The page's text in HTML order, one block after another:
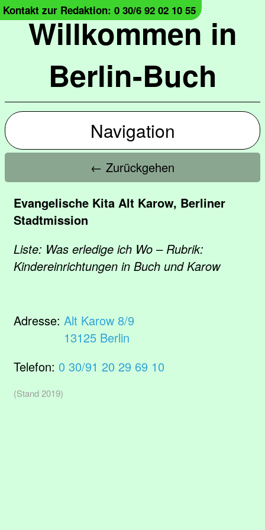
Willkommen in
Berlin-Buch
Kontakt zur Redaktion: 0 30/6 92 02 10 55
Navigation
← Zurückgehen
Evangelische Kita Alt Karow, Berliner
Stadtmission
Liste: Was erledige ich Wo – Rubrik:
Kindereinrichtungen in Buch und Karow
Adresse: Alt Karow 8/9
13125 Berlin
Telefon: 0 30/91 20 29 69 10
(Stand 2019)